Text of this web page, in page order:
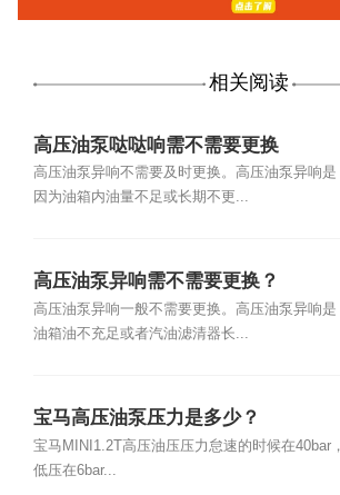
相关阅读
高压油泵哒哒响需不需要更换
高压油泵异响不需要及时更换。高压油泵异响是
因为油箱内油量不足或长期不更...
高压油泵异响需不需要更换？
高压油泵异响一般不需要更换。高压油泵异响是
油箱油不充足或者汽油滤清器长...
宝马高压油泵压力是多少？
宝马MINI1.2T高压油压压力怠速的时候在40bar，
低压在6bar...